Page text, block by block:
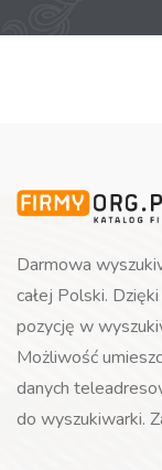
Darmowa
całej Polski.
pozycję w
Możliwość
danych
do wyszukiwarki.